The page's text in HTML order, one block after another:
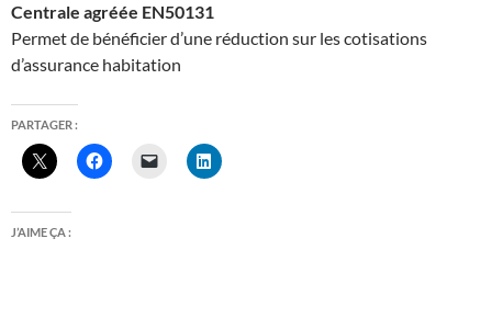
Centrale agréée EN50131
Permet de bénéficier d’une réduction sur les cotisations
d’assurance habitation
PARTAGER :
J’AIME ÇA :